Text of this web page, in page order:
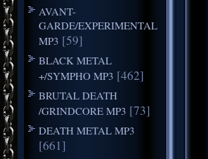
AVANT-
GARDE/EXPERIMENTAL
MP3 [59]
BLACK METAL
+/SYMPHO MP3 [462]
BRUTAL DEATH
/GRINDCORE MP3 [73]
DEATH METAL MP3
[661]